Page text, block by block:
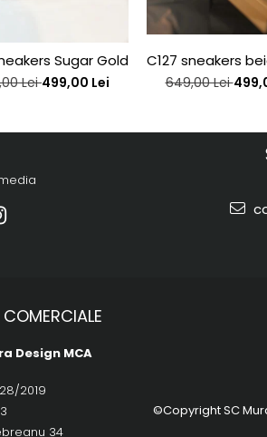
edititonSugar Gold bee edition
Lei499,00 Lei
C127 sneakers
649,00 Lei
Design MCA
2019
34
©Copyright SC